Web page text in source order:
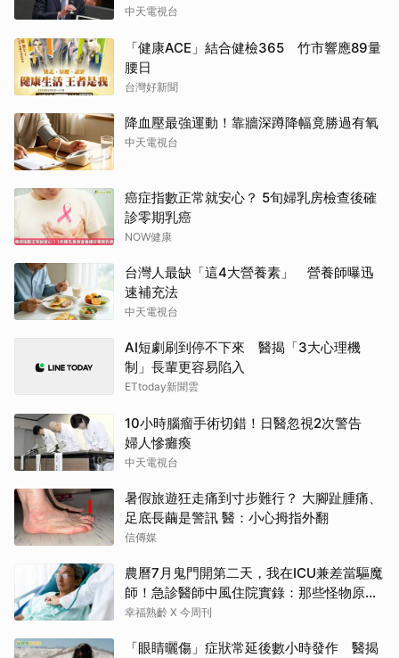
中天電視台
「健康ACE」結合健檢365 竹市響應89量
腰日
台灣好新聞
降血壓最強運動！靠牆深蹲降幅竟勝過有氧
中天電視台
癌症指數正常就安心？ 5旬婦乳房檢查後確
診零期乳癌
NOW健康
台灣人最缺「這4大營養素」 營養師曝迅
速補充法
中天電視台
AI短劇刷到停不下來 醫揭「3大心理機
制」長輩更容易陷入
ETtoday新聞雲
10小時腦瘤手術切錯！日醫忽視2次警告
婦人慘癱瘓
中天電視台
暑假旅遊狂走痛到寸步難行？ 大腳趾腫痛、
足底長繭是警訊 醫：小心拇指外翻
信傳媒
農曆7月鬼門開第二天，我在ICU兼差當驅魔
師！急診醫師中風住院實錄：那些怪物原來
叫譫妄
幸福熟齡 X 今周刊
「眼睛曬傷」症狀常延後數小時發作 醫揭